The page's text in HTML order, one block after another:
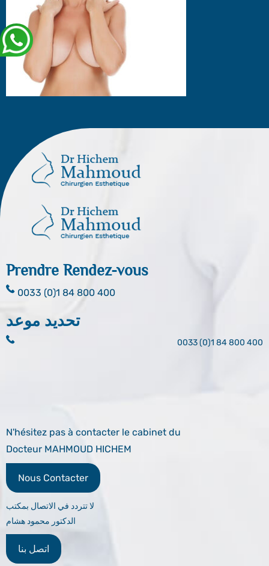
Prendre Rendez-vous
0033 (0)1 84 800 400
تحديد موعد
0033 (0)1 84 800 400
N'hésitez pas à contacter le cabinet du
Docteur MAHMOUD HICHEM
Nous Contacter
لا تتردد في الاتصال بمكتب
الدكتور محمود هشام
اتصل بنا